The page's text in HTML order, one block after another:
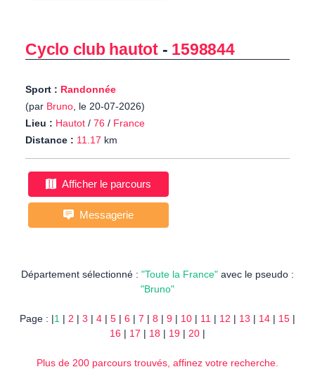
Cyclo club hautot - 1598844
Sport : Randonnée
(par Bruno, le 20-07-2026)
Lieu : Hautot / 76 / France
Distance : 11.17 km
Afficher le parcours
Messagerie
Département sélectionné : "Toute la France" avec le pseudo :
"Bruno"
Page : |1 | 2 | 3 | 4 | 5 | 6 | 7 | 8 | 9 | 10 | 11 | 12 | 13 | 14 | 15 |
16 | 17 | 18 | 19 | 20 |
Plus de 200 parcours trouvés, affinez votre recherche.